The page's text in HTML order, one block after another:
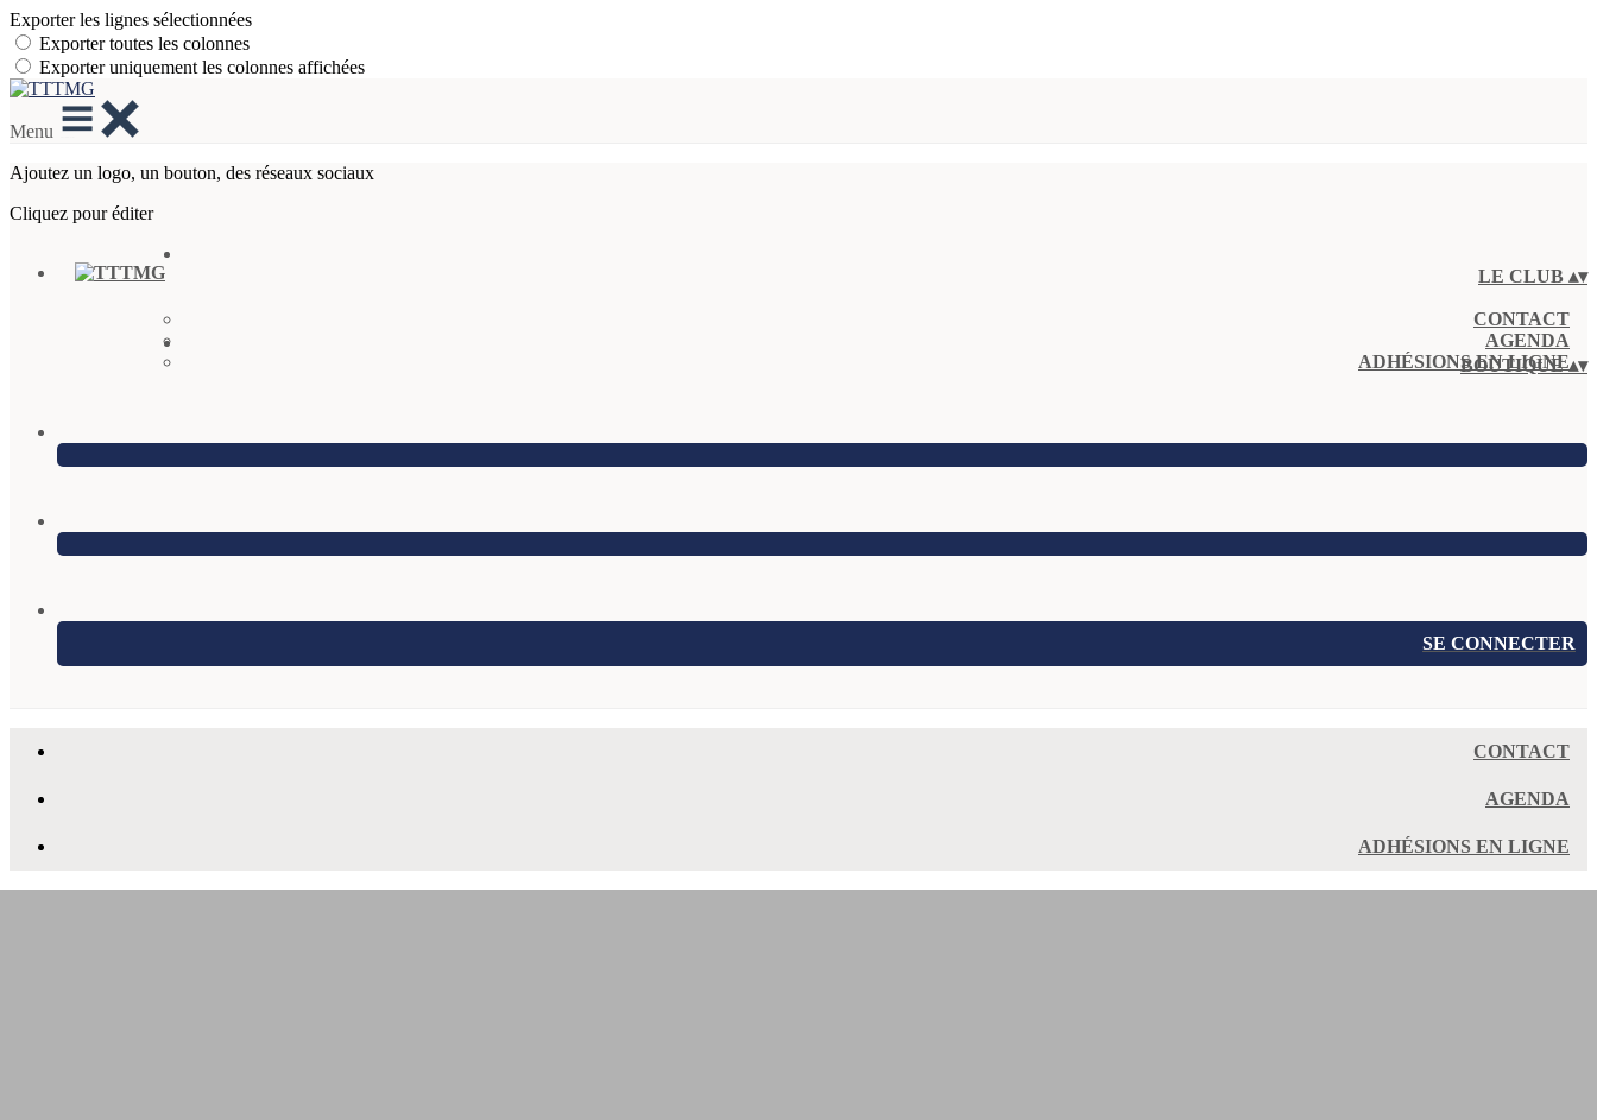
Exporter les lignes sélectionnées
Exporter toutes les colonnes
Exporter uniquement les colonnes affichées
Menu
Ajoutez un logo, un bouton, des réseaux sociaux
Cliquez pour éditer
LE CLUB ▴▾
CONTACT
AGENDA
ADHÉSIONS EN LIGNE
BOUTIQUE▴▾
SE CONNECTER
CONTACT
AGENDA
ADHÉSIONS EN LIGNE